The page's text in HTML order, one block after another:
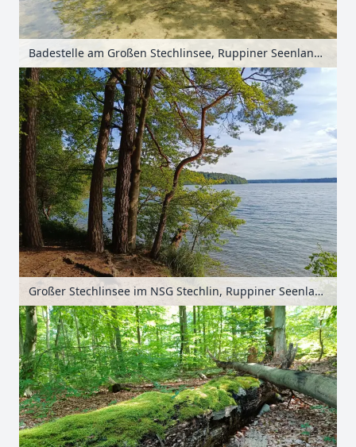
Badestelle am Großen Stechlinsee, Ruppiner Seenland, Brandenburg, Deutschland
Großer Stechlinsee im NSG Stechlin, Ruppiner Seenland, Brandenburg, Deutschland